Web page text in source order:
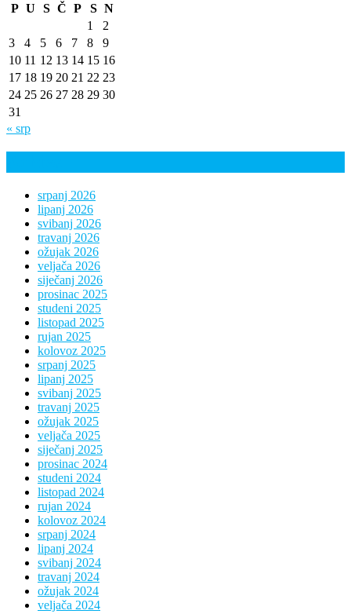
P U S Č P S N
1
2
3
4 5 6 7 8
9
10 11 12 13 14 15 16
17 18 19 20 21 22 23
24 25 26 27 28 29 30
31
« srp
srpanj 2026
lipanj 2026
svibanj 2026
travanj 2026
ožujak 2026
veljača 2026
siječanj 2026
prosinac 2025
studeni 2025
listopad 2025
rujan 2025
kolovoz 2025
srpanj 2025
lipanj 2025
svibanj 2025
travanj 2025
ožujak 2025
veljača 2025
siječanj 2025
prosinac 2024
studeni 2024
listopad 2024
rujan 2024
kolovoz 2024
srpanj 2024
lipanj 2024
svibanj 2024
travanj 2024
ožujak 2024
veljača 2024